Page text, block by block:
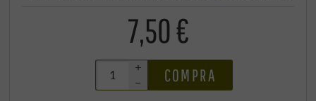
7,50 €
+
–
COMPRA